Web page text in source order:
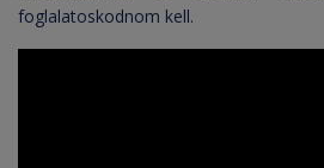
foglalatoskodnom kell.